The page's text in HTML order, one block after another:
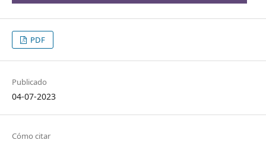
PDF
Publicado
04-07-2023
Cómo citar